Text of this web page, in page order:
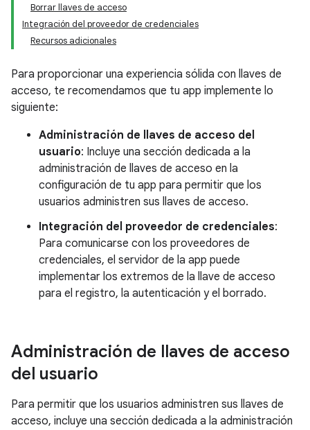
Borrar llaves de acceso
Integración del proveedor de credenciales
Recursos adicionales
Para proporcionar una experiencia sólida con llaves de
acceso, te recomendamos que tu app implemente lo
siguiente:
Administración de llaves de acceso del
usuario: Incluye una sección dedicada a la
administración de llaves de acceso en la
configuración de tu app para permitir que los
usuarios administren sus llaves de acceso.
Integración del proveedor de credenciales:
Para comunicarse con los proveedores de
credenciales, el servidor de la app puede
implementar los extremos de la llave de acceso
para el registro, la autenticación y el borrado.
Administración de llaves de acceso
del usuario
Para permitir que los usuarios administren sus llaves de
acceso, incluye una sección dedicada a la administración